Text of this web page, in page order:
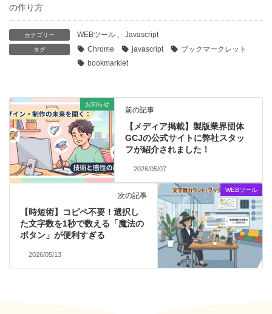
の作り方
カテゴリー WEBツール 、 Javascript
タグ Chrome javascript
ブックマークレット
bookmarklet
お知らせ
前の記事
【メディア掲載】製版業界団体
GCJの公式サイトに弊社スタッ
フが紹介されました！
2026/05/07
WEBツール
次の記事
【時短術】コピペ不要！選択し
た文字数を1秒で数える「魔法の
ボタン」が便利すぎる
2026/05/13